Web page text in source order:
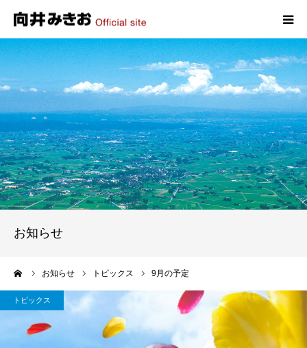
お知らせ
お知らせ トピックス 9月の予定
トピックス
HOME
プロフィール
政策
活動報告